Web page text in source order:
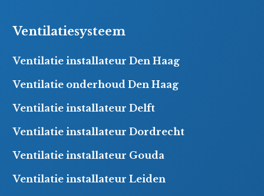
Ventilatiesysteem
Ventilatie installateur Den Haag
Ventilatie onderhoud Den Haag
Ventilatie installateur Delft
Ventilatie installateur Dordrecht
Ventilatie installateur Gouda
Ventilatie installateur Leiden